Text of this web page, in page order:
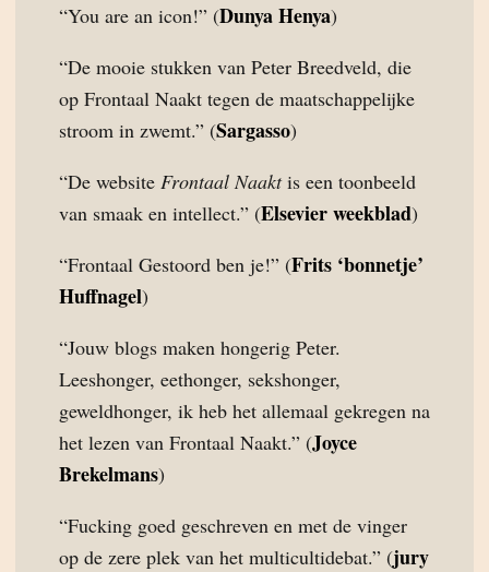
“You are an icon!” (Dunya Henya)
“De mooie stukken van Peter Breedveld, die
op Frontaal Naakt tegen de maatschappelijke
stroom in zwemt.” (Sargasso)
“De website Frontaal Naaktis een toonbeeld
van smaak en intellect.” (Elsevier weekblad)
“Frontaal Gestoord ben je!” (Frits ‘bonnetje’
Huffnagel)
“Jouw blogs maken hongerig Peter.
Leeshonger, eethonger, sekshonger,
geweldhonger, ik heb het allemaal gekregen na
het lezen van Frontaal Naakt.” (Joyce
Brekelmans)
“Fucking goed geschreven en met de vinger
op de zere plek van het multicultidebat.” (jury